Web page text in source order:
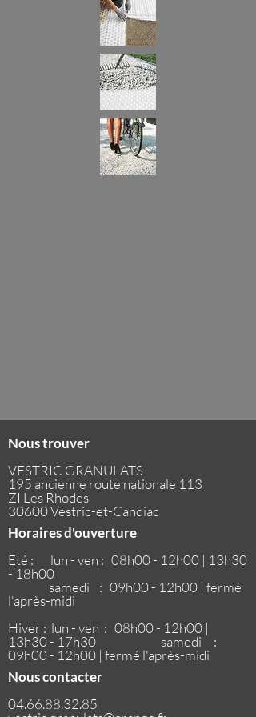
Nous trouver
VESTRIC GRANULATS
195 ancienne route nationale 113
ZI Les Rhodes
30600 Vestric-et-Candiac
Horaires d'ouverture
Eté : lun - ven : 08h00 - 12h00 | 13h30
- 18h00
samedi : 09h00 - 12h00 | fermé
l'après-midi
Hiver : lun - ven : 08h00 - 12h00 |
13h30 - 17h30 samedi :
09h00 - 12h00 | fermé l'après-midi
Nous contacter
04.66.88.32.85